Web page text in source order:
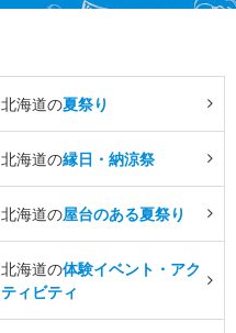
北海道の夏祭り
北海道の縁日・納涼祭
北海道の屋台のある夏祭り
北海道の体験イベント・アク
ティビティ